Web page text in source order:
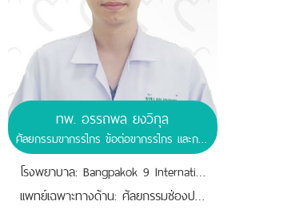
ทพ. อรรถพล ยงวิกุล
ศัลยกรรมขากรรไกร ข้อต่อขากรรไกร และการผ่าตัดขากรรไกร
โรงพยาบาล: Bangpakok 9 International Hospital
เเพทย์เฉพาะทางด้าน: ศัลยกรรมช่องปากและแม็กซิลโลเฟเชียล (Oral and maxillofacial surgery)